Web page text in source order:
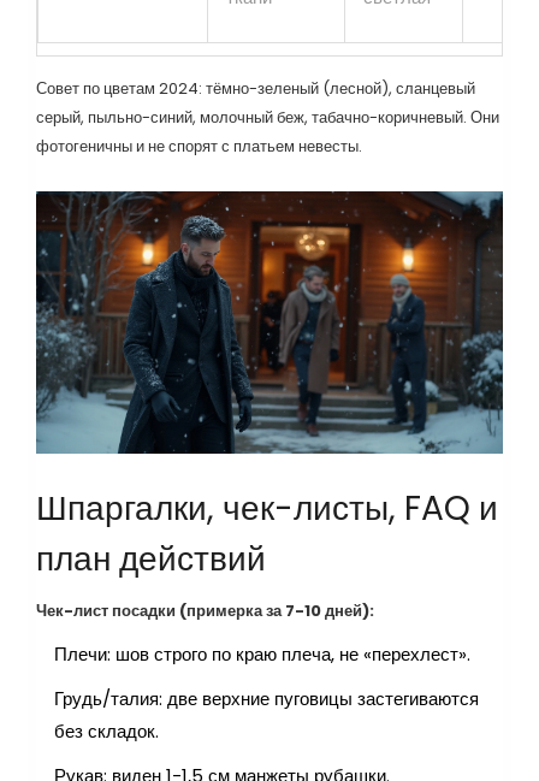
Совет по цветам 2024: тёмно-зеленый (лесной), сланцевый
серый, пыльно-синий, молочный беж, табачно-коричневый. Они
фотогеничны и не спорят с платьем невесты.
Шпаргалки, чек-листы, FAQ и
план действий
Чек-лист посадки (примерка за 7-10 дней):
Плечи: шов строго по краю плеча, не «перехлест».
Грудь/талия: две верхние пуговицы застегиваются
без складок.
Рукав: виден 1-1,5 см манжеты рубашки.